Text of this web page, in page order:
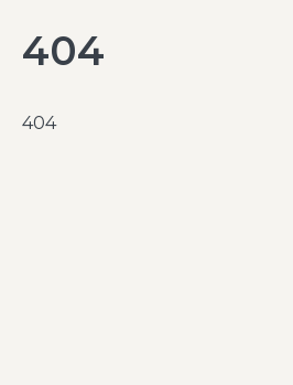
404
404